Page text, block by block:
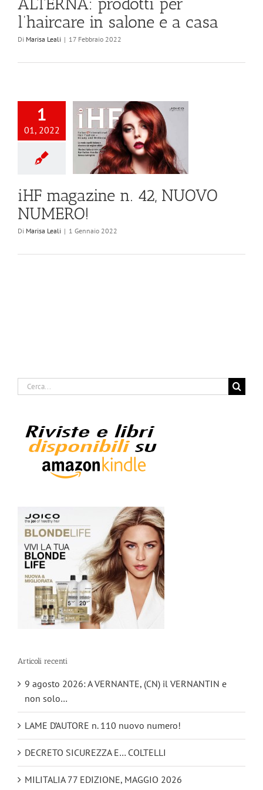
l’haircare in salone e a casa
Di Marisa Leali | 17 Febbraio 2022
1
01, 2022
iHF magazine n. 42, NUOVO
NUMERO!
Di Marisa Leali | 1 Gennaio 2022
Cerca
per:
Articoli recenti
9 agosto 2026: A VERNANTE, (CN) il VERNANTIN e
non solo…
LAME D’AUTORE n. 110 nuovo numero!
DECRETO SICUREZZA E… COLTELLI
MILITALIA 77 EDIZIONE, MAGGIO 2026